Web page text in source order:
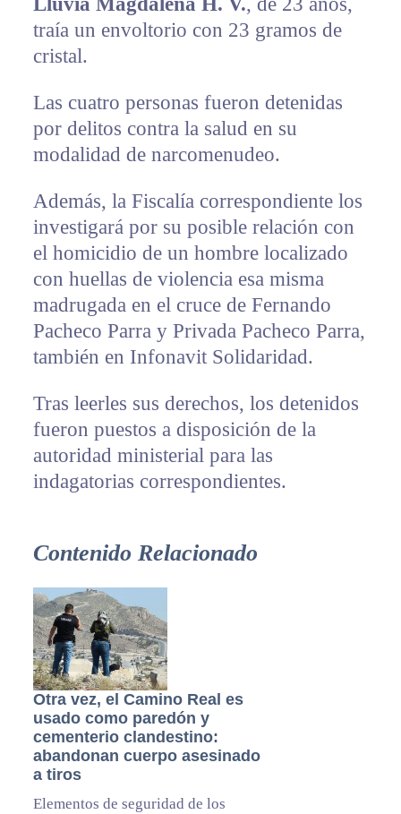
traía un envoltorio con 23 gramos de
cristal.
Las cuatro personas fueron detenidas
por delitos contra la salud en su
modalidad de narcomenudeo.
Además, la Fiscalía correspondiente los
investigará por su posible relación con
el homicidio de un hombre localizado
con huellas de violencia esa misma
madrugada en el cruce de Fernando
Pacheco Parra y Privada Pacheco Parra,
también en Infonavit Solidaridad.
Tras leerles sus derechos, los detenidos
fueron puestos a disposición de la
autoridad ministerial para las
indagatorias correspondientes.
Contenido Relacionado
Otra vez, el Camino Real es
usado como paredón y
cementerio clandestino:
abandonan cuerpo asesinado
a tiros
Elementos de seguridad de los